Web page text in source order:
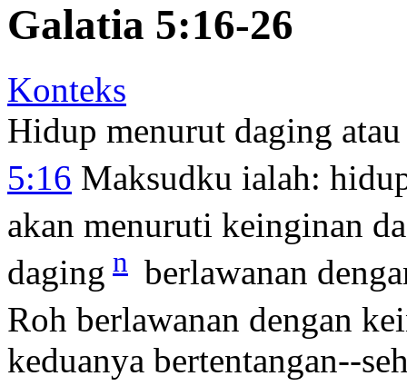
Galatia 5:16-26
Konteks
Hidup menurut daging
5:16 Maksudku ialah:
akan menuruti keinginan
daging n berlawanan
Roh berlawanan dengan
keduanya bertentangan--